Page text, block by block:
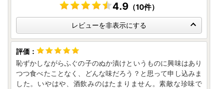
4.9 （10件）
レビューを非表示にする
恥ずかしながらふぐの子のぬか漬けというものに興味はあり
つつ食べたことなく、どんな味だろう？と思って申し込みま
した。いやはや、酒飲みのはたまりません。素敵な珍味で